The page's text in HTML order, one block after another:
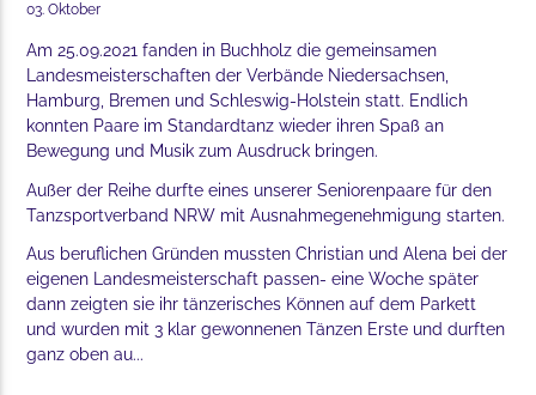
03. Oktober
Am 25.09.2021 fanden in Buchholz die gemeinsamen
Landesmeisterschaften der Verbände Niedersachsen,
Hamburg, Bremen und Schleswig-Holstein statt. Endlich
konnten Paare im Standardtanz wieder ihren Spaß an
Bewegung und Musik zum Ausdruck bringen.
Außer der Reihe durfte eines unserer Seniorenpaare für den
Tanzsportverband NRW mit Ausnahmegenehmigung starten.
Aus beruflichen Gründen mussten Christian und Alena bei der
eigenen Landesmeisterschaft passen- eine Woche später
dann zeigten sie ihr tänzerisches Können auf dem Parkett
und wurden mit 3 klar gewonnenen Tänzen Erste und durften
ganz oben au...